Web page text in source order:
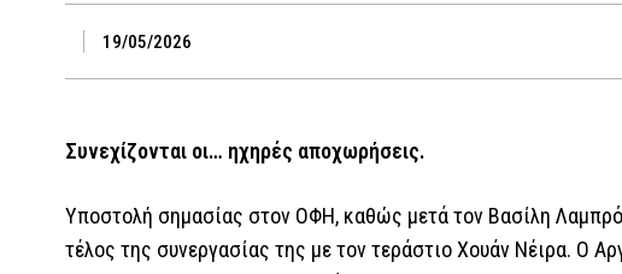
19/05/2026
Συνεχίζονται οι… ηχηρές αποχωρήσεις.
Υποστολή σημασίας στον ΟΦΗ, καθώς μετά τον Βασίλη
τέλος της συνεργασίας της με τον τεράστιο Χουάν Νέιρα. Ο